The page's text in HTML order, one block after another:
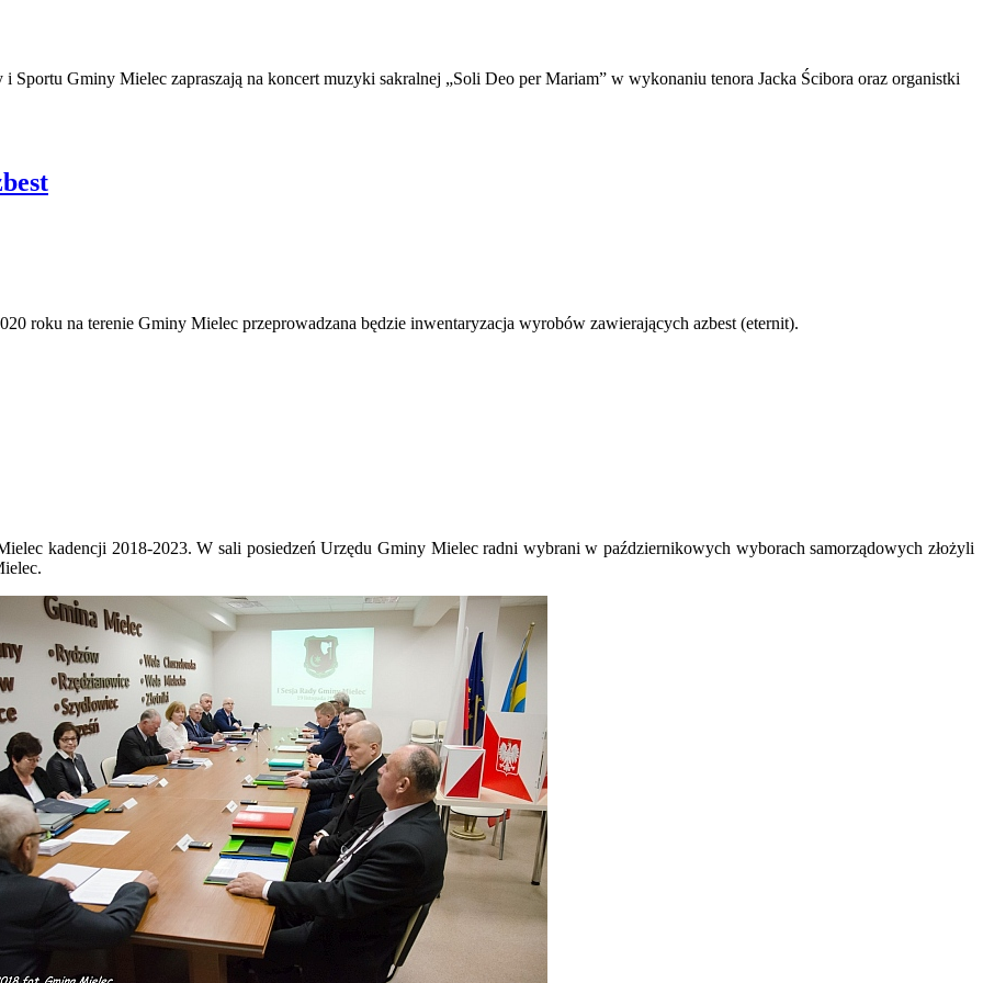
Gminy Mielec zapraszają na koncert muzyki sakralnej „Soli Deo per Mariam” w wykonaniu tenora Jacka Ścibora oraz organistki
roku na terenie Gminy Mielec przeprowadzana będzie inwentaryzacja wyrobów zawierających azbest (eternit).
kadencji 2018-2023. W sali posiedzeń Urzędu Gminy Mielec radni wybrani w październikowych wyborach samorządowych złożyli